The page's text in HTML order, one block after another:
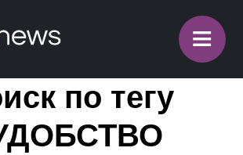
≡
по тегу